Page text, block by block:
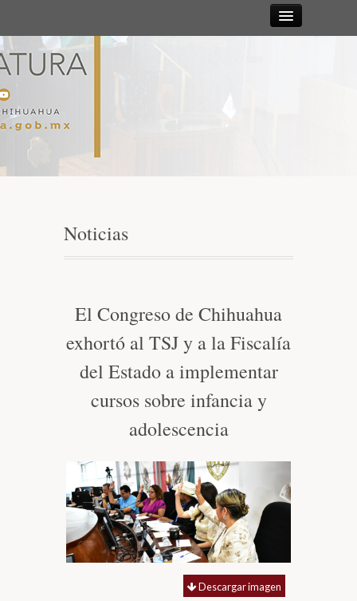
Mesa Directiva y Diputación Permanente
Comisiones
Biblioteca
Secretarías
Transparencia
Noticias
El Congreso de Chihuahua
exhortó al TSJ y a la Fiscalía
del Estado a implementar
cursos sobre infancia y
adolescencia
Descargar imagen